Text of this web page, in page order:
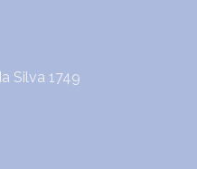
Silva 1749